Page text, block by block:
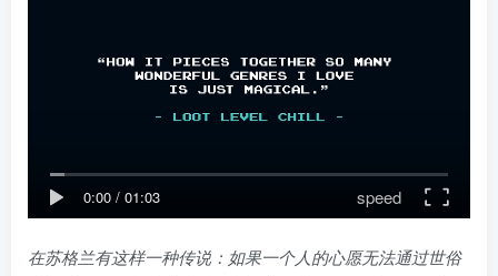
0:00 / 01:03 speed
在苏格兰有这样一种传说：如果一个人的心愿无法通过世俗